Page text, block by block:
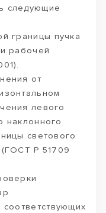
следующие
границы пучка
рабочей
от
левого
наклонного
светового
Р 51709
соответствующих